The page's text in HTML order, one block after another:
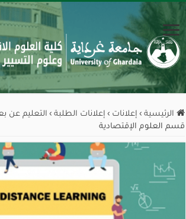
الرئيسية › إعلانات › إعلانات الطلبة › التعليم عن
قسم العلوم الإقتصادية